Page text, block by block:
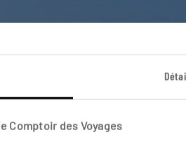
Comptoir des Voyages